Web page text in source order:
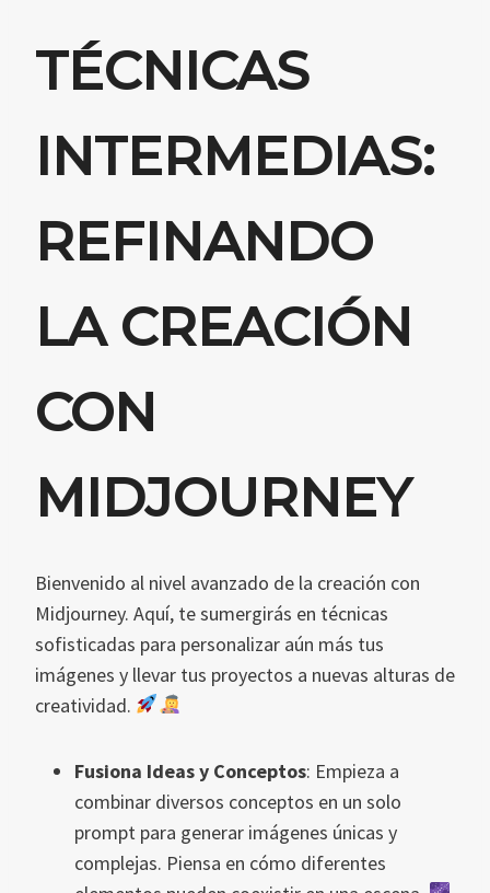
TÉCNICAS
INTERMEDIAS:
REFINANDO
LA CREACIÓN
CON
MIDJOURNEY
Bienvenido al nivel avanzado de la creación con
Midjourney. Aquí, te sumergirás en técnicas
sofisticadas para personalizar aún más tus
imágenes y llevar tus proyectos a nuevas alturas de
creatividad.
Fusiona Ideas y Conceptos: Empieza a
combinar diversos conceptos en un solo
prompt para generar imágenes únicas y
complejas. Piensa en cómo diferentes